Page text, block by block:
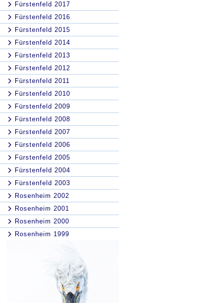
Fürstenfeld 2017
Fürstenfeld 2016
Fürstenfeld 2015
Fürstenfeld 2014
Fürstenfeld 2013
Fürstenfeld 2012
Fürstenfeld 2011
Fürstenfeld 2010
Fürstenfeld 2009
Fürstenfeld 2008
Fürstenfeld 2007
Fürstenfeld 2006
Fürstenfeld 2005
Fürstenfeld 2004
Fürstenfeld 2003
Rosenheim 2002
Rosenheim 2001
Rosenheim 2000
Rosenheim 1999